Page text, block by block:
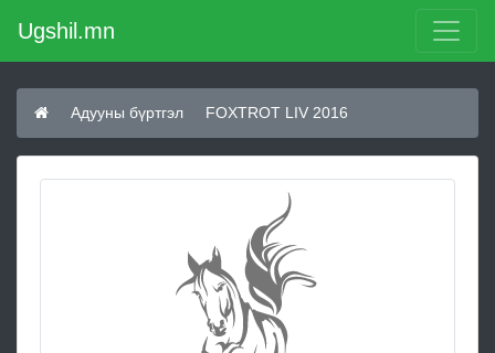
Ugshil.mn
Адууны бүртгэл FOXTROT LIV 2016